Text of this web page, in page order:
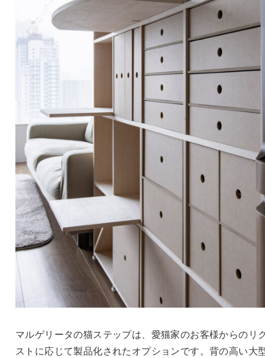
マルゲリータの猫ステップは、愛猫家のお客様からのリ
ストに応じて製品化されたオプションです。背の高い大